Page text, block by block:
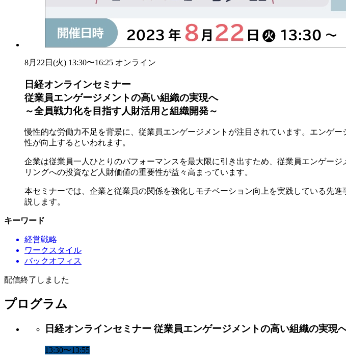
8月22日(火) 13:30〜16:25 オンライン
日経オンラインセミナー
従業員エンゲージメントの高い組織の実現へ
～全員戦力化を目指す人財活用と組織開発～
慢性的な労働力不足を背景に、従業員エンゲージメントが注目されています。エンゲ
性が向上するといわれます。
企業は従業員一人ひとりのパフォーマンスを最大限に引き出すため、従業員エンゲー
リングへの投資など人財価値の重要性が益々高まっています。
本セミナーでは、企業と従業員の関係を強化しモチベーション向上を実践している先
説します。
キーワード
経営戦略
ワークスタイル
バックオフィス
配信終了しました
プログラム
日経オンラインセミナー 従業員エンゲージメントの高い組織の実現
13:30〜13:55